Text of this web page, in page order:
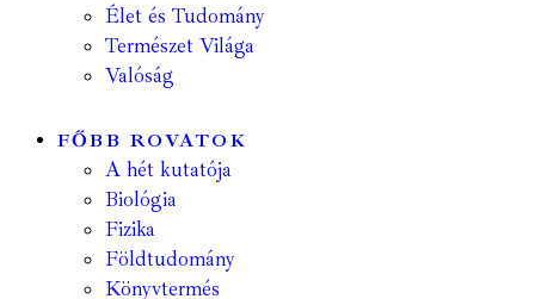
Élet és Tudomány
Természet Világa
Valóság
FŐBB ROVATOK
A hét kutatója
Biológia
Fizika
Földtudomány
Könyvtermés